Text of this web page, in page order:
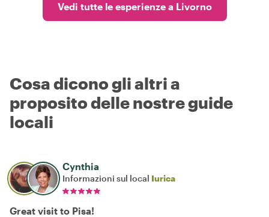
Vedi tutte le esperienze a Livorno
Cosa dicono gli altri a
proposito delle nostre guide
locali
Cynthia
Informazioni sul local Iurica
Great visit to Pisa!